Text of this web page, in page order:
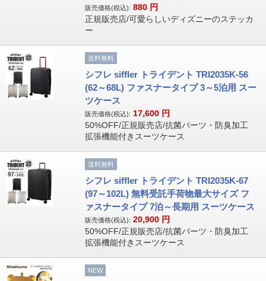
販売価格(税込): 880 円
正規販売店/可愛らしいディズニーのステッカ
ー
送料無料
シフレ siffler トライデント TRI2035K-56
(62～68L) ファスナータイプ 3～5泊用 スー
ツケース
販売価格(税込): 17,600 円
50%OFF/正規販売店/抗菌パーツ・防臭加工
拡張機能付きスーツケース
送料無料
シフレ siffler トライデント TRI2035K-67
(97～102L) 無料受託手荷物最大サイズ フ
ァスナータイプ 7泊～長期用 スーツケース
販売価格(税込): 20,900 円
50%OFF/正規販売店/抗菌パーツ・防臭加工
拡張機能付きスーツケース
NEW